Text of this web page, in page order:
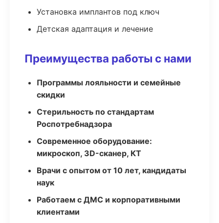
Установка имплантов под ключ
Детская адаптация и лечение
Преимущества работы с нами
Программы лояльности и семейные
скидки
Стерильность по стандартам
Роспотребнадзора
Современное оборудование:
микроскоп, 3D-сканер, КТ
Врачи с опытом от 10 лет, кандидаты
наук
Работаем с ДМС и корпоративными
клиентами